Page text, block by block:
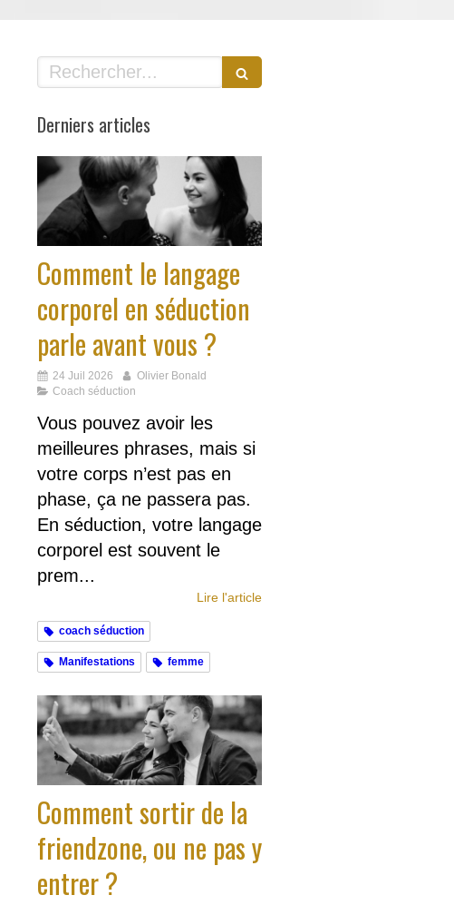
Rechercher
Derniers articles
Comment le langage
corporel en séduction
parle avant vous ?
24 Juil 2026
Olivier Bonald
Coach séduction
Vous pouvez avoir les
meilleures phrases, mais si
votre corps n’est pas en
phase, ça ne passera pas.
En séduction, votre langage
corporel est souvent le
prem...
Lire l'article
coach séduction
Manifestations femme
Comment sortir de la
friendzone, ou ne pas y
entrer ?